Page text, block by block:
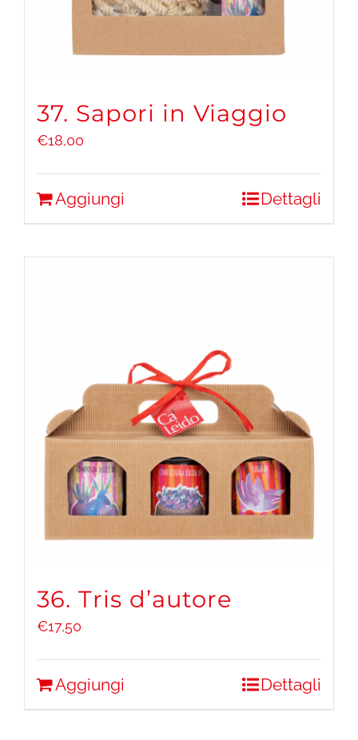
37. Sapori in Viaggio
€18,00
Aggiungi Dettagli
36. Tris d’autore
€17,50
Aggiungi Dettagli